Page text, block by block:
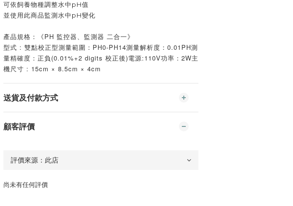
可依飼養物種調整水中pH值
並使用此商品監測水中pH變化
產品規格：《PH 監控器、監測器 二合一》
型式 : 雙點校正型測量範圍：PH0-PH14測量解析度：0.01PH測
量精確度：正負(0.01%+2 digits 校正後)電源:110V功率：2W主
機尺寸 : 15cm × 8.5cm × 4cm
送貨及付款方式
顧客評價
尚未有任何評價